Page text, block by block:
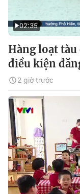
02:35
Hàng loạt tàu
điều kiện
2 giờ trước